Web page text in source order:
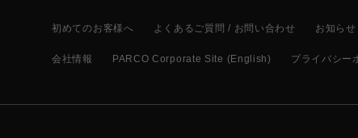
初めてのお客様へ よくあるご質問 / お問い合わせ お知らせ
会社情報 PARCO Corporate Site (English) プライバシー